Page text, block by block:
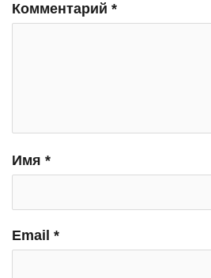
Комментарий *
Имя *
Email *